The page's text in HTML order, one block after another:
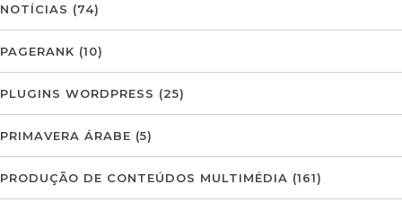
NOTÍCIAS (74)
PAGERANK (10)
PLUGINS WORDPRESS (25)
PRIMAVERA ÁRABE (5)
PRODUÇÃO DE CONTEÚDOS MULTIMÉDIA (161)